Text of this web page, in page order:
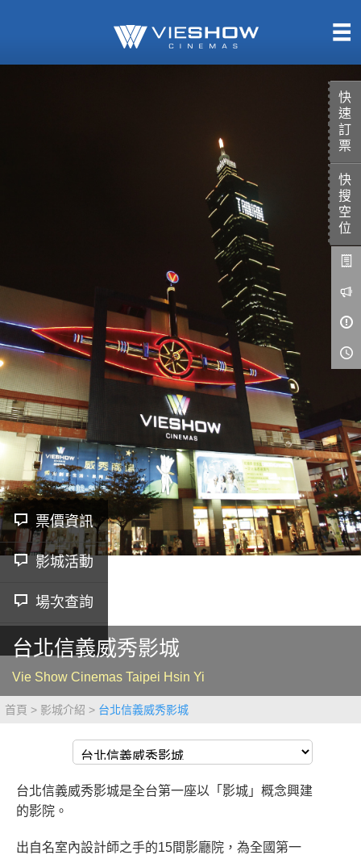
快
速
訂
票
快
搜
空
位
台北信義威秀影城
Vie Show Cinemas Taipei Hsin Yi
票價資訊
影城活動
場次查詢
首頁 影城介紹 台北信義威秀影城
台北信義威秀影城是全台第一座以「影城」概念興建
的影院。
出自名室內設計師之手的15間影廳院，為全國第一
AD口述影像
LIVE演唱會
影城餐飲
UNICORN
影城公告
影城活動
中獎名單
合作夥伴
商場活動